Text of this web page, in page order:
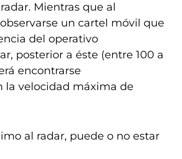
Mientras que al
un cartel móvil que
del operativo
posterior a éste (entre 100 a
encontrarse
la velocidad máxima de
al radar, puede o no estar